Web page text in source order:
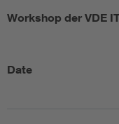
Defense
Workshop der VDE
Date